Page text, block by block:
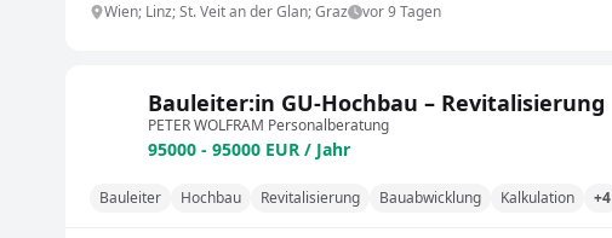
Wien; Linz; St. Veit an der Glan; Graz vor 9 Tagen
Bauleiter:in GU-Hochbau – Revitalisierung
PETER WOLFRAM Personalberatung
95000 - 95000 EUR / Jahr
Bauleiter Hochbau Revitalisierung Bauabwicklung Kalkulation +4